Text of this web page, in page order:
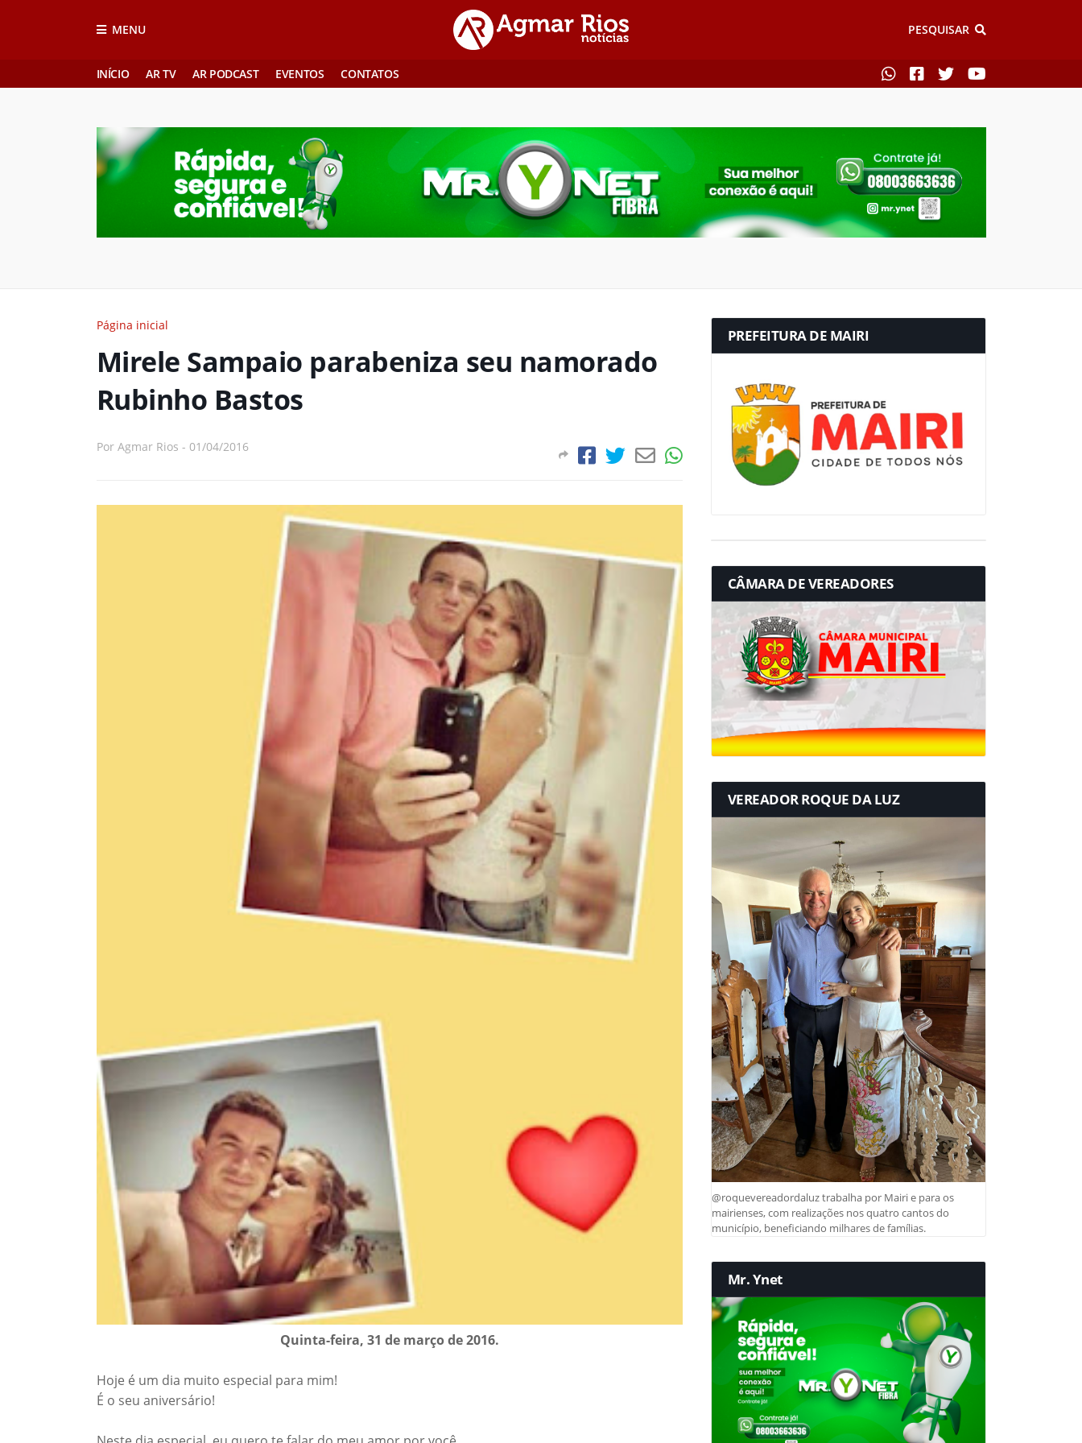
MENU PESQUISAR
INÍCIO AR TV AR PODCAST EVENTOS CONTATOS
Página inicial
Mirele Sampaio parabeniza seu namorado
Rubinho Bastos
Por Agmar Rios - 01/04/2016
Quinta-feira, 31 de março de 2016.
Hoje é um dia muito especial para mim!
É o seu aniversário!
PREFEITURA DE MAIRI
CÂMARA DE VEREADORES
VEREADOR ROQUE DA LUZ
@roquevereadordaluz trabalha por Mairi e para os
mairienses, com realizações nos quatro cantos do
município, beneficiando milhares de famílias.
Mr. Ynet